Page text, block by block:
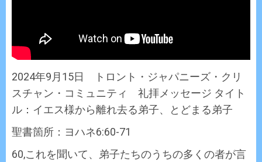
2024年9月15日 トロント・ジャパニーズ・クリ
スチャン・コミュニティ 礼拝メッセージ タイト
ル：イエス様から離れ去る弟子、とどまる弟子
聖書箇所：ヨハネ6:60-71
60,これを聞いて、弟子たちのうちの多くの者が言